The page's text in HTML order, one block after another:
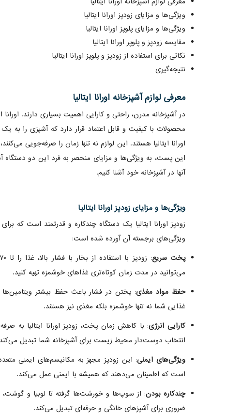
ویژگی‌ها و مزایای زودپز اورانا ایتالیا
ویژگی‌ها و مزایای پلوپز اورانا ایتالیا
مقایسه زودپز و پلوپز اورانا ایتالیا
نکاتی برای استفاده از زودپز و پلوپز اورانا ایتالیا
نتیجه‌گیری
معرفی لوازم آشپزخانه اورانا ایتالیا
در آشپزخانه مدرن، راحتی و کارایی اهمیت بسیاری دارند. اورانا
محصولات با کیفیت و قابل اعتماد قرار دارد که آشپزی را به
اورانا ایتالیا هستند. این لوازم نه تنها زمان را صرفه‌جویی
این پست، به ویژگی‌ها و مزایای منحصر به فرد این دو دستگاه
آنها در آشپزخانه خود آشنا کنیم.
ویژگی‌ها و مزایای زودپز اورانا ایتالیا
زودپز اورانا ایتالیا یک دستگاه چندکاره و قدرتمند است
ویژگی‌های برجسته آن آورده شده است:
پخت سریع
می‌توانید در مدت زمان کوتاه‌تری غذاهای خوشمزه تهیه کنید.
حفظ مواد مغذی: پختن در فشار باعث حفظ بیشتر
غذایی شما نه تنها خوشمزه بلکه مغذی نیز هستند.
کارایی انرژی: با کاهش زمان پخت، زودپز اورانا ایتالیا به
انتخاب دوست‌دار محیط زیست برای آشپزخانه شما تبدیل
ویژگی‌های ایمنی: این زودپز مجهز به مکانیسم‌های ایمنی
است که اطمینان می‌دهند که همیشه با ایمنی عمل می‌کند.
چندکاره بودن: از سوپ‌ها و خورشت‌ها گرفته تا لوبیا و گوشت،
ضروری برای آشپزهای خانگی و حرفه‌ای تبدیل می‌کند.